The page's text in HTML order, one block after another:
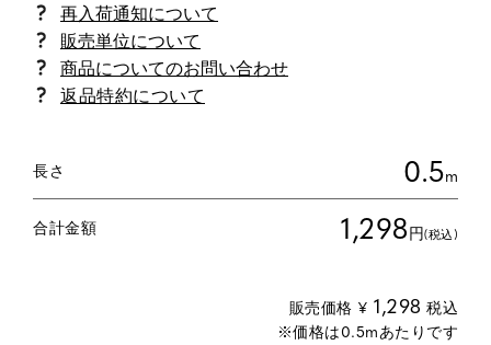
商品についてのお問い合わせ
返品特約について
長さ 0.5m
合計金額 1,298円(税込)
販売価格 ¥ 1,298 税込